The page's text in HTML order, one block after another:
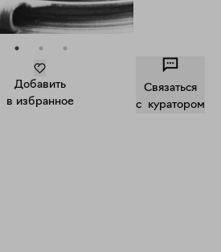
Добавить
в избранное
Связаться
c куратором